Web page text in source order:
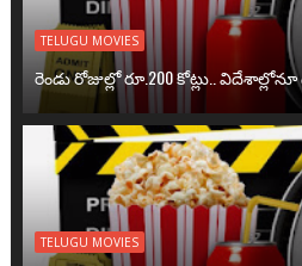
TELUGU MOVIES
రెండు రోజుల్లో రూ.200 కోట్లు..
TELUGU MOVIES